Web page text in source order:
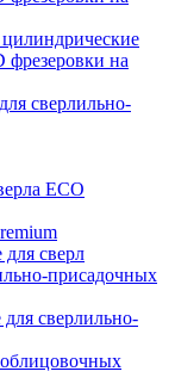
фрезеровки на
сверлильно-
ECO
сверл
присадочных
сверлильно-